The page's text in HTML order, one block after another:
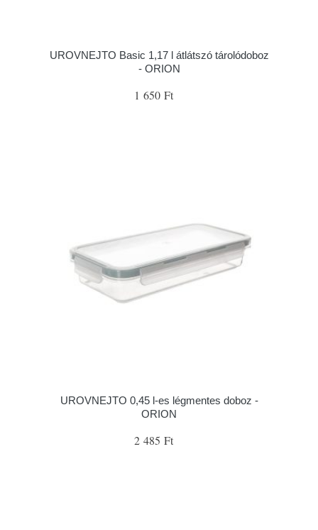
UROVNEJTO Basic 1,17 l átlátszó tárolódoboz
- ORION
1 650 Ft
UROVNEJTO 0,45 l-es légmentes doboz -
ORION
2 485 Ft